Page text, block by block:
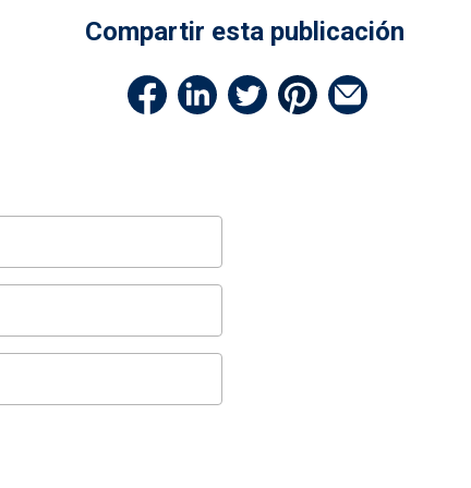
Compartir esta publicación